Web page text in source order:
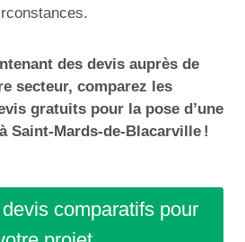
des devis auprès de
secteur, comparez les
gratuits pour la pose d’une
Saint-Mards-de-Blacarville !
comparatifs pour